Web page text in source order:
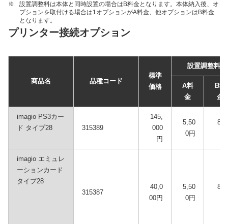
※
設置調整料は本体と同時設置の場合はB料金となります。本体納入後、オ
プションを取付ける場合は1オプションがA料金、他オプションはB料金
となります。
プリンター接続オプション
商品名 品種コード
標準
価格
設置調整料
A料
金
B料
金
imagio PS3カー
ド タイプ28
315389
145,
000
円
5,50
0円
800
imagio エミュレ
ーションカード
タイプ28
315387
40,0
00円
5,50
0円
800